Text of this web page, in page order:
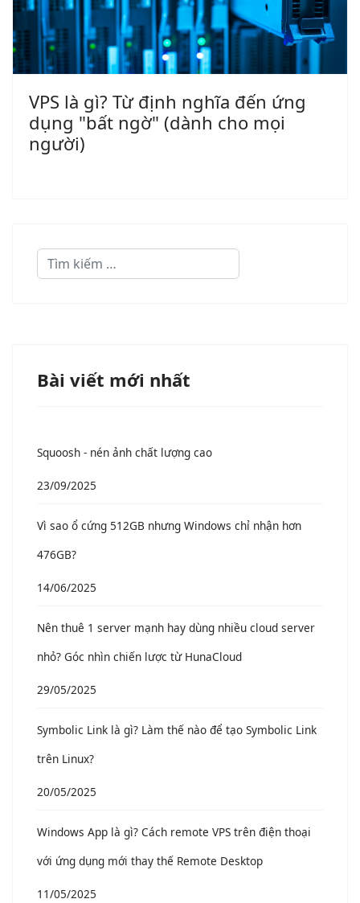
VPS là gì? Từ định nghĩa đến ứng
dụng "bất ngờ" (dành cho mọi
người)
Quản lý tìm kiếm
Bài viết mới nhất
Squoosh - nén ảnh chất lượng cao
23/09/2025
Vì sao ổ cứng 512GB nhưng Windows chỉ nhận hơn
476GB?
14/06/2025
Nên thuê 1 server mạnh hay dùng nhiều cloud server
nhỏ? Góc nhìn chiến lược từ HunaCloud
29/05/2025
Symbolic Link là gì? Làm thế nào để tạo Symbolic Link
trên Linux?
20/05/2025
Windows App là gì? Cách remote VPS trên điện thoại
với ứng dụng mới thay thế Remote Desktop
11/05/2025